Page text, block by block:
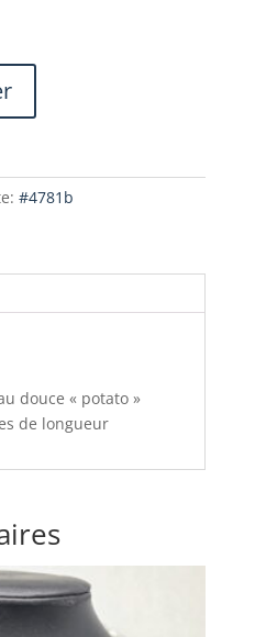
#4781b
douce « potato »
de longueur